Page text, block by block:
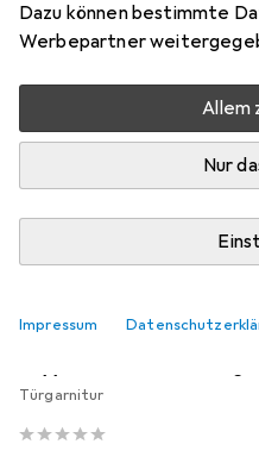
Dazu können bestimmte
Werbepartner
Allem
Nur
Impressum
Hier findest du passendes
Schlüsselrosetten-Paar
Türgarnitur.
Relevanz
Türgarnitur